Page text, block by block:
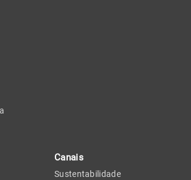
Canais
Sustentabilidade